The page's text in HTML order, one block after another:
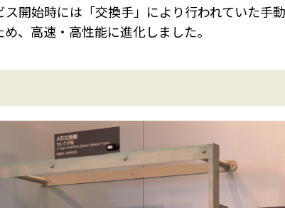
開始時には「交換手」により行われていた手
、高速・高性能に進化しました。